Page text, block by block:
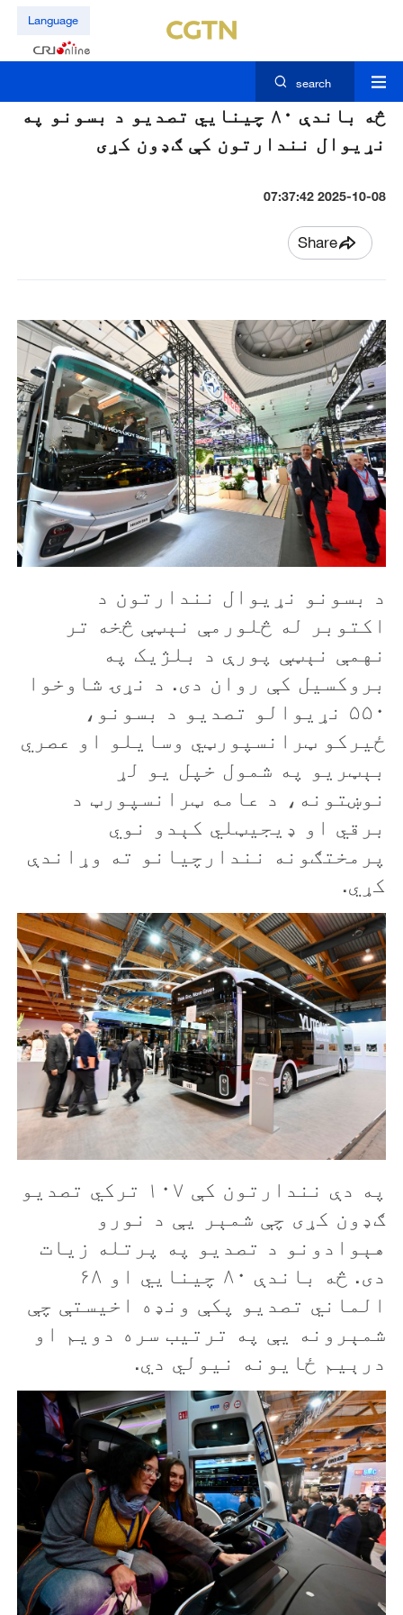
Language
search
څه باندې ۸۰ چينايي تصديو د بسونو په
نړيوال نندارتون کې ګډون کړی
2025-10-08 07:37:42
Share
د بسونو نړيوال نندارتون د
اکتوبر له څلورمې نېټې څخه تر
نهمې نېټې پورې د بلژيک په
بروکسيل کې روان دی. د نړۍ شاوخوا
۵۵۰ نړیوالو تصديو د بسونو،
ځيرکو ټرانسپورټي وسايلو او عصري
بېټريو په شمول خپل يو لړ
نوښتونه، د عامه ټرانسپورټ د
برقي او ډيجيټلي کېدو نوي
پرمختګونه نندارچيانو ته وړاندې
کړي.
په دې نندارتون کې ۱۰۷ ترکي تصديو
ګډون کړی چې شمېر يې د نورو
هېوادونو د تصديو په پرتله زيات
دی. څه باندې ۸۰ چينايي او ۶۸
الماني تصديو پکې ونډه اخيستې چې
شمېرونه يې په ترتيب سره دويم او
درېيم ځايونه نيولي دي.